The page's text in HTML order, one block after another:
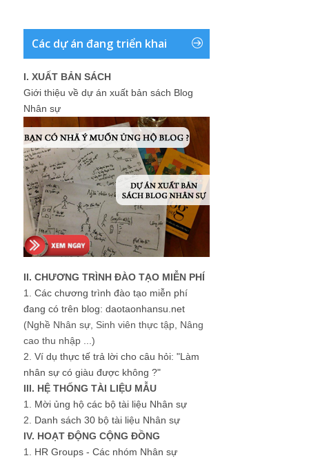
Các dự án đang triển khai
I. XUẤT BẢN SÁCH
Giới thiệu về dự án xuất bản sách Blog
Nhân sự
II. CHƯƠNG TRÌNH ĐÀO TẠO MIỄN PHÍ
1. Các chương trình đào tạo miễn phí
đang có trên blog: daotaonhansu.net
(Nghề Nhân sự, Sinh viên thực tập, Nâng
cao thu nhập ...)
2. Ví dụ thực tế trả lời cho câu hỏi: "Làm
nhân sự có giàu được không ?"
III. HỆ THỐNG TÀI LIỆU MẪU
1. Mời ủng hộ các bộ tài liệu Nhân sự
2. Danh sách 30 bộ tài liệu Nhân sự
IV. HOẠT ĐỘNG CỘNG ĐỒNG
1. HR Groups - Các nhóm Nhân sự